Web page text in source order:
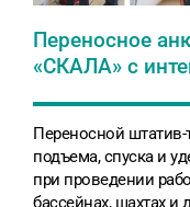
Переносное
«СКАЛА» с
Переносной
подъема, спуска и
при проведении
бассейнах, шахтах и